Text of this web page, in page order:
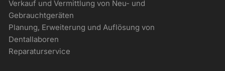
Verkauf und Vermittlung von Neu- und
Gebrauchtgeräten
Planung, Erweiterung und Auflösung von
Dentallaboren
Reparaturservice